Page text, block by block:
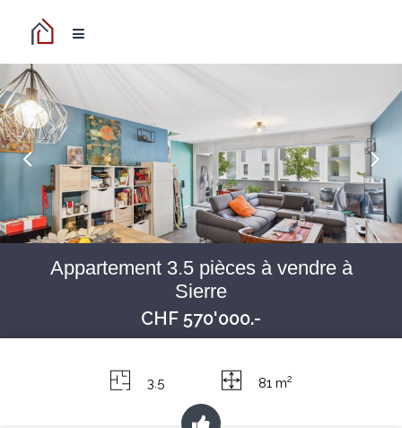
Appartement 3.5 pièces à vendre à
Sierre
CHF 570'000.-
3.5 81 m2